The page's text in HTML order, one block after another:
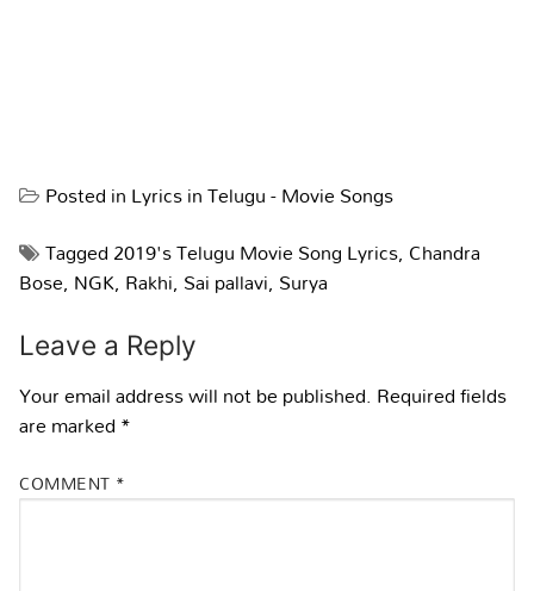
Posted inLyrics in Telugu - Movie Songs
Tagged2019's Telugu Movie Song Lyrics, Chandra
Bose, NGK, Rakhi, Sai pallavi, Surya
Leave a Reply
Your email address will not be published. Required fields
are marked*
COMMENT *